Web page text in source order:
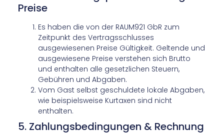
Preise
Es haben die von der RAUM921 GbR zum
Zeitpunkt des Vertragsschlusses
ausgewiesenen Preise Gültigkeit. Geltende und
ausgewiesene Preise verstehen sich Brutto
und enthalten alle gesetzlichen Steuern,
Gebühren und Abgaben.
Vom Gast selbst geschuldete lokale Abgaben,
wie beispielsweise Kurtaxen sind nicht
enthalten.
5. Zahlungsbedingungen & Rechnung